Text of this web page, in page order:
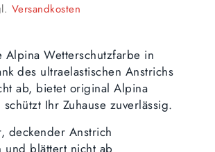
Versandkosten
Alpina Wetterschutzfarbe in
des ultraelastischen Anstrichs
ab, bietet original Alpina
Ihr Zuhause zuverlässig.
deckender Anstrich
und blättert nicht ab